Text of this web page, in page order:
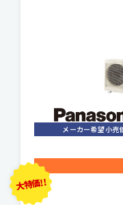
大特価!!
メーカー希望小売